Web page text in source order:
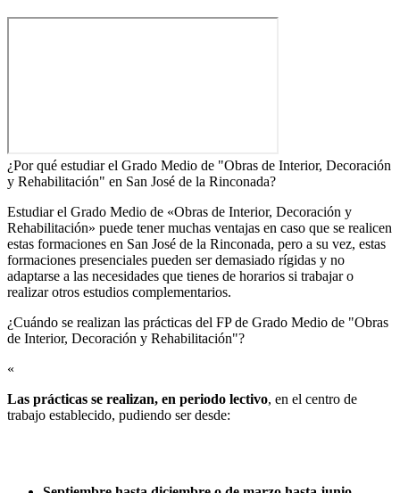
¿Por qué estudiar el Grado Medio de "Obras de Interior, Decoración
y Rehabilitación" en San José de la Rinconada?
Estudiar el Grado Medio de «Obras de Interior, Decoración y
Rehabilitación» puede tener muchas ventajas en caso que se realicen
estas formaciones en San José de la Rinconada, pero a su vez, estas
formaciones presenciales pueden ser demasiado rígidas y no
adaptarse a las necesidades que tienes de horarios si trabajar o
realizar otros estudios complementarios.
¿Cuándo se realizan las prácticas del FP de Grado Medio de "Obras
de Interior, Decoración y Rehabilitación"?​
«
Las prácticas se realizan, en periodo lectivo, en el centro de
trabajo establecido, pudiendo ser desde: